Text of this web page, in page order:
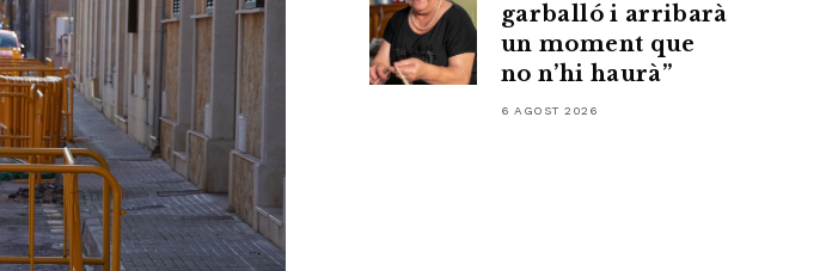
garballó i arribarà
un moment que
no n’hi haurà”
6 AGOST 2026